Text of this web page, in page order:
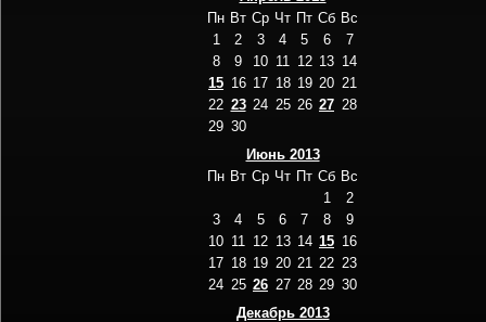
Пн Вт Ср Чт Пт Сб Вс
1
2 3 4 5 6
7
8
9 10 11 12 13 14
15 16 17 18 19 20 21
22 23 24 25 26 27 28
29 30
Июнь 2013
Пн Вт Ср Чт Пт Сб Вс
1
2
3
4 5 6 7 8
9
10 11 12 13 14 15 16
17 18 19 20 21 22 23
24 25 26 27 28 29 30
Декабрь 2013